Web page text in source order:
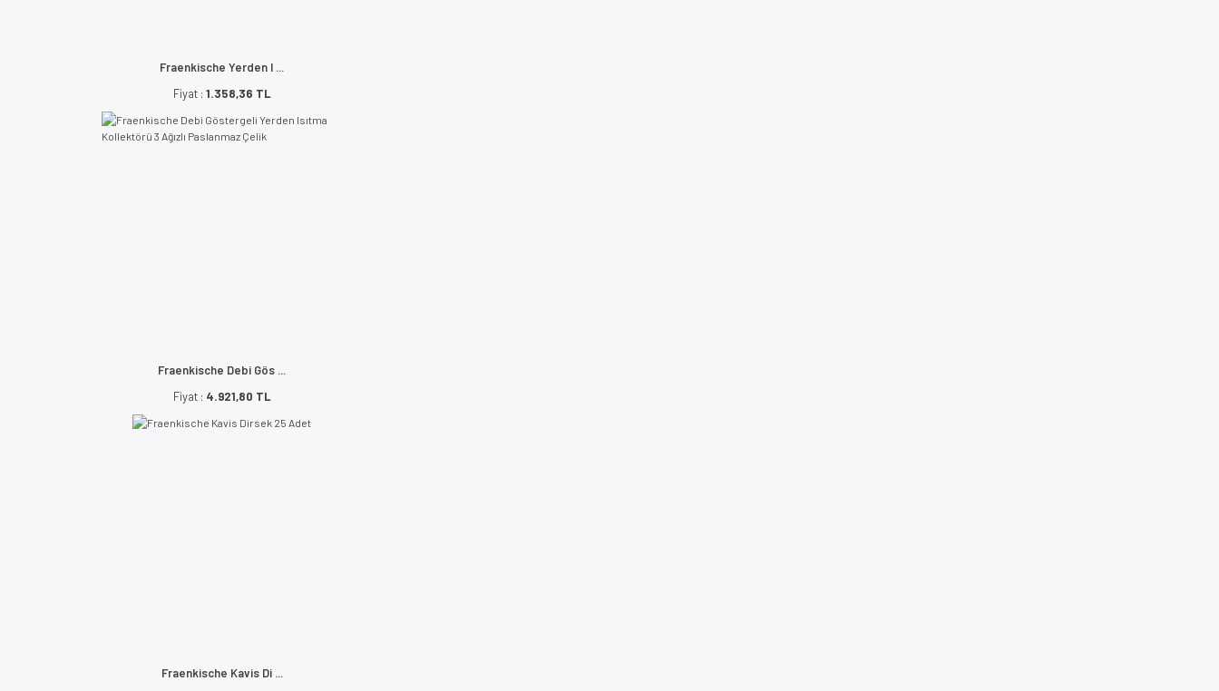
Fraenkische Yerden I ...
Fiyat : 1.358,36 TL
Fraenkische Debi Gös ...
Fiyat : 4.921,80 TL
Fraenkische Kavis Di ...